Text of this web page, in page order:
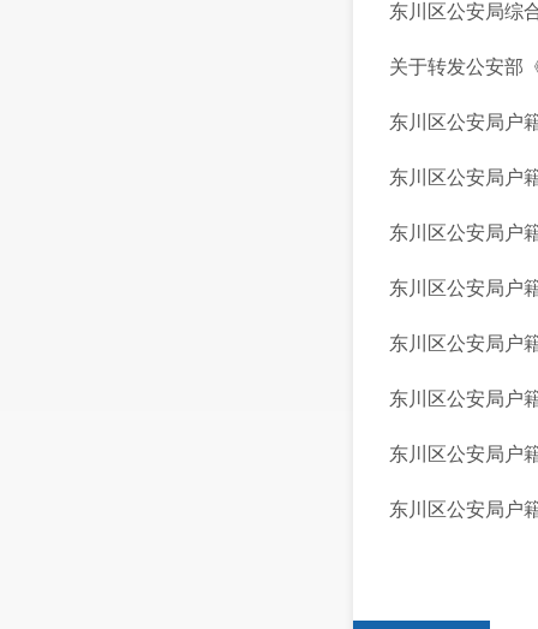
东川区公安局综
关于转发公安部
东川区公安局户
东川区公安局户
东川区公安局户
东川区公安局户
东川区公安局户
东川区公安局户
东川区公安局户
东川区公安局户